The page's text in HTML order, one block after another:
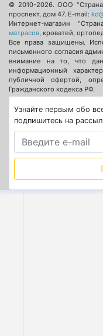
© 2010-2026.ООО "Страна
проспект, дом 47. E-mail:
Интернет-магазин
матрасов, кроватей,
Все права защищены.
письменного согласия
внимание на то, что
информационный
публичной офертой,
Гражданского кодекса РФ.
Узнайте первым обо
подпишитесь на